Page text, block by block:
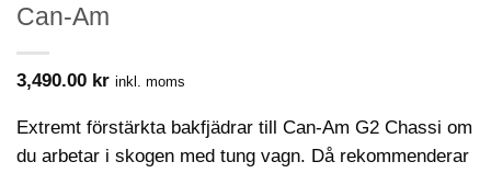
Can-Am
3,490.00 kr inkl. moms
Extremt förstärkta bakfjädrar till Can-Am G2 Chassi om
du arbetar i skogen med tung vagn. Då rekommenderar